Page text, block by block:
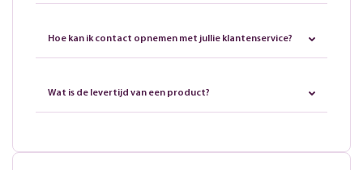
Hoe kan ik contact opnemen met jullie klantenservice?
Wat is de levertijd van een product?